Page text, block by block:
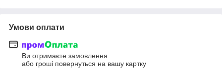
Умови оплати
Ви отримаєте замовлення
або гроші повернуться на вашу картку